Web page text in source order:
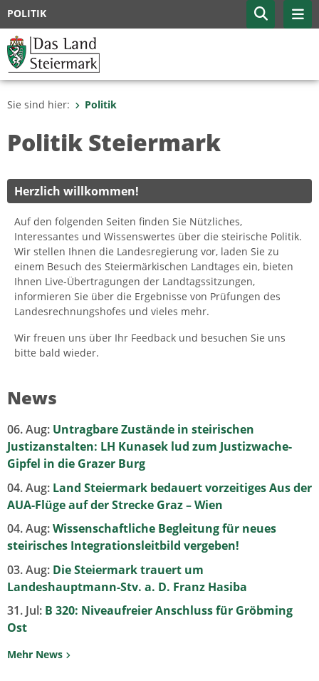
POLITIK
Sie sind hier: Politik
Politik Steiermark
Herzlich willkommen!
Auf den folgenden Seiten finden Sie Nützliches,
Interessantes und Wissenswertes über die steirische Politik.
Wir stellen Ihnen die Landesregierung vor, laden Sie zu
einem Besuch des Steiermärkischen Landtages ein, bieten
Ihnen Live-Übertragungen der Landtagssitzungen,
informieren Sie über die Ergebnisse von Prüfungen des
Landesrechnungshofes und vieles mehr.
Wir freuen uns über Ihr Feedback und besuchen Sie uns
bitte bald wieder.
News
06. Aug: Untragbare Zustände in steirischen
Justizanstalten: LH Kunasek lud zum Justizwache-
Gipfel in die Grazer Burg
04. Aug: Land Steiermark bedauert vorzeitiges Aus der
AUA-Flüge auf der Strecke Graz – Wien
04. Aug:Wissenschaftliche Begleitung für neues
steirisches Integrationsleitbild vergeben!
03. Aug: Die Steiermark trauert um
Landeshauptmann-Stv. a. D. Franz Hasiba
31. Jul: B 320: Niveaufreier Anschluss für Gröbming
Ost
Mehr News